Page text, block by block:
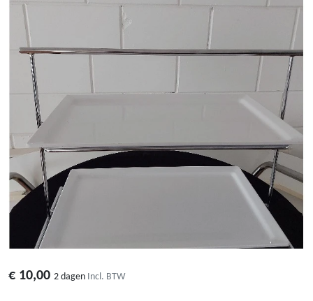
€ 10,00 2 dagen Incl. BTW